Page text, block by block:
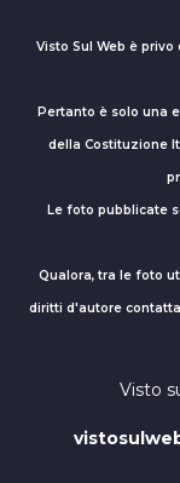
Visto Sul Web è
Pertanto è solo una
della Costituzione
Le foto pubblicate
Qualora, tra le foto
diritti d'autore
Visto